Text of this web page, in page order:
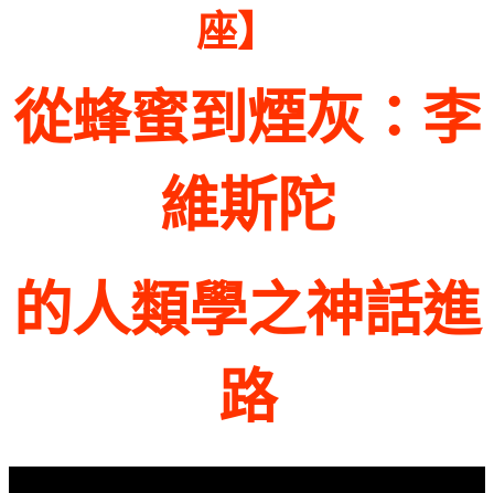
座】
從蜂蜜到煙灰：李
維斯陀
的人類學之神話進
路